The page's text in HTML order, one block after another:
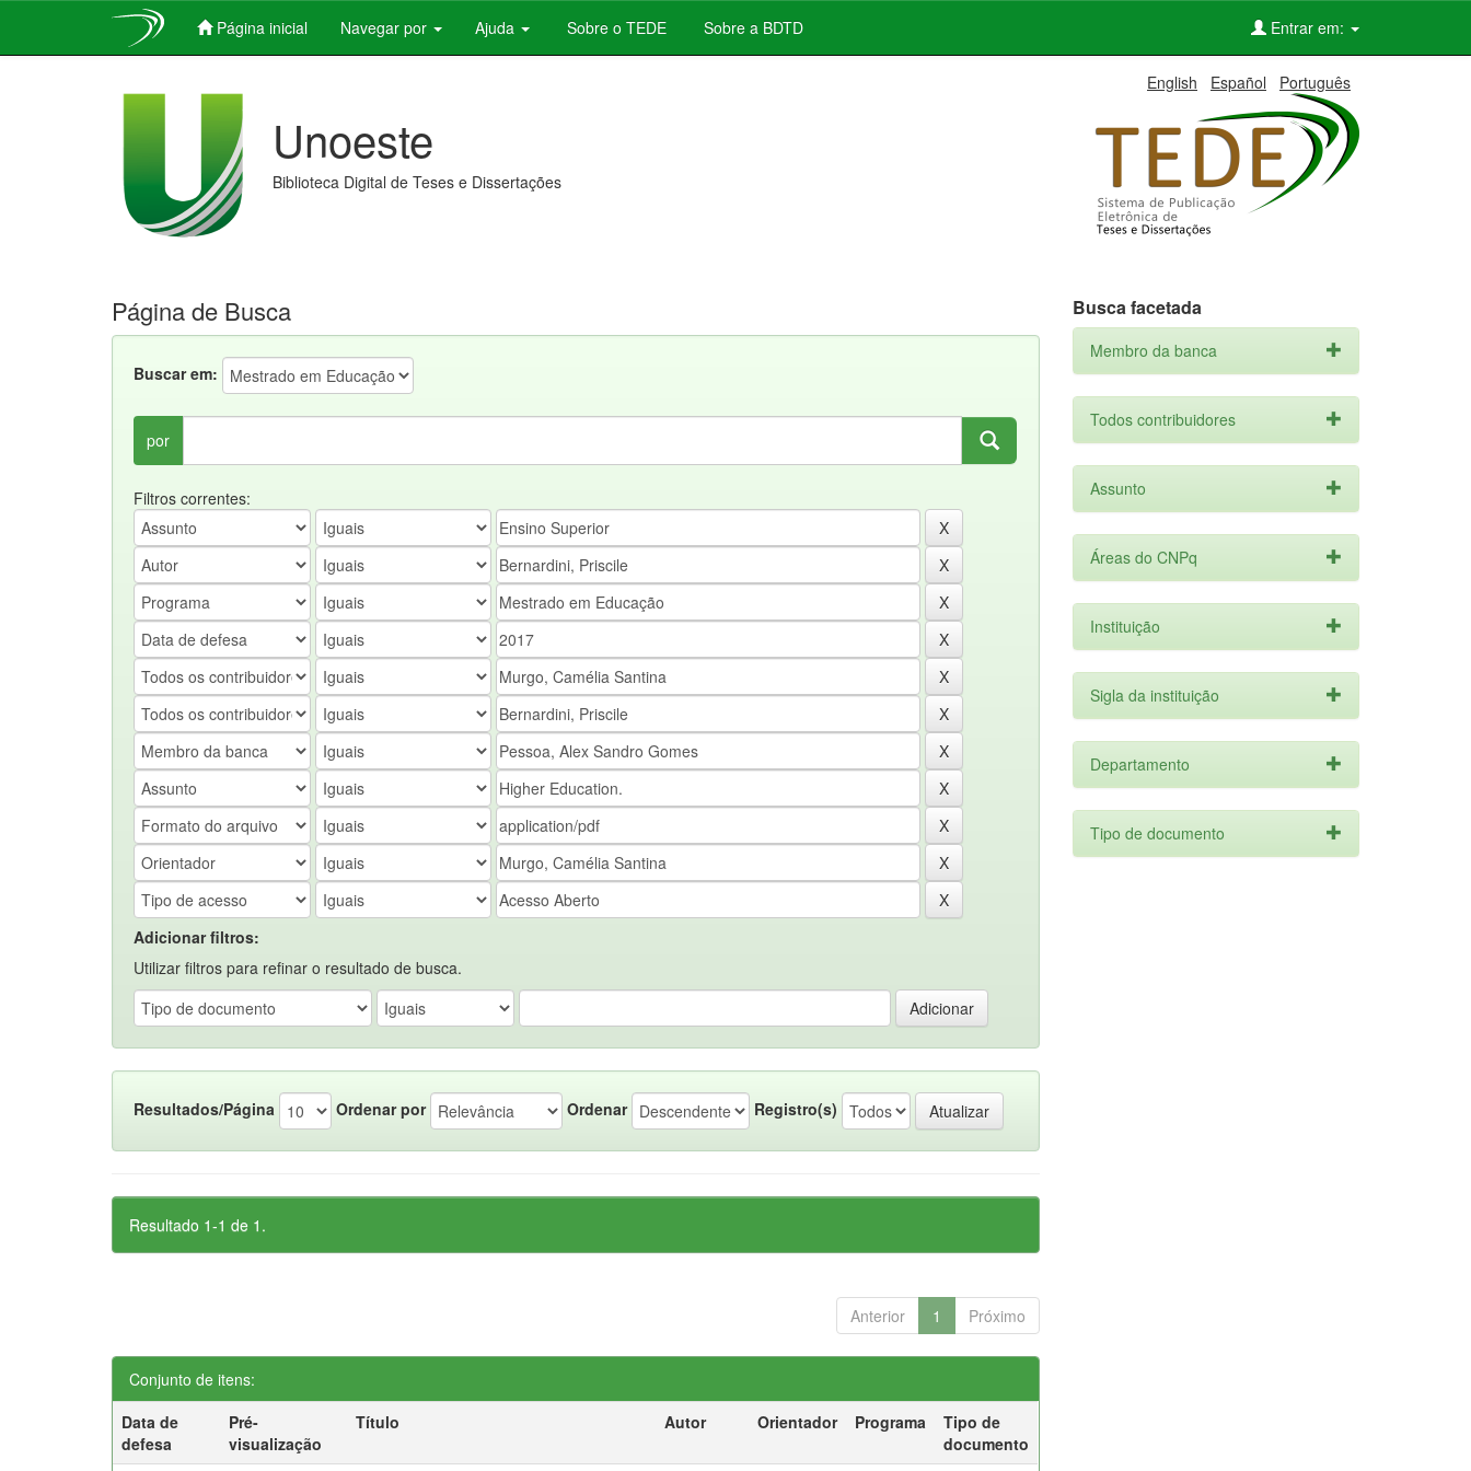
Página inicial Navegar por Ajuda Sobre o TEDE Sobre a BDTD Entrar em:
English Español Português
Unoeste
Biblioteca Digital de Teses e Dissertações
Página de Busca
Buscar em:
por
Filtros correntes:
Adicionar filtros:
Utilizar filtros para refinar o resultado de busca.
Resultados/Página Ordenar por Ordenar Registro(s)
Resultado 1-1 de 1.
Anterior 1 Próximo
Conjunto de itens:
Data de
defesa
Pré-
visualização
Título Autor Orientador Programa
Tipo de
documento
Busca facetada
Membro da banca
Todos contribuidores
Assunto
Áreas do CNPq
Instituição
Sigla da instituição
Departamento
Tipo de documento